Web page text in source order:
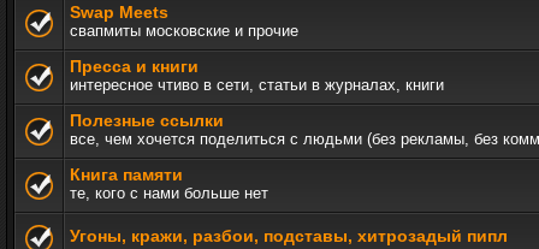
Swap Meets
свапмиты московские и прочие
Пресса и книги
интересное чтиво в сети, статьи в журналах, книги
Полезные ссылки
все, чем хочется поделиться с людьми (без рекламы, без
Книга памяти
те, кого с нами больше нет
Угоны, кражи, разбои, подставы, хитрозадый пипл